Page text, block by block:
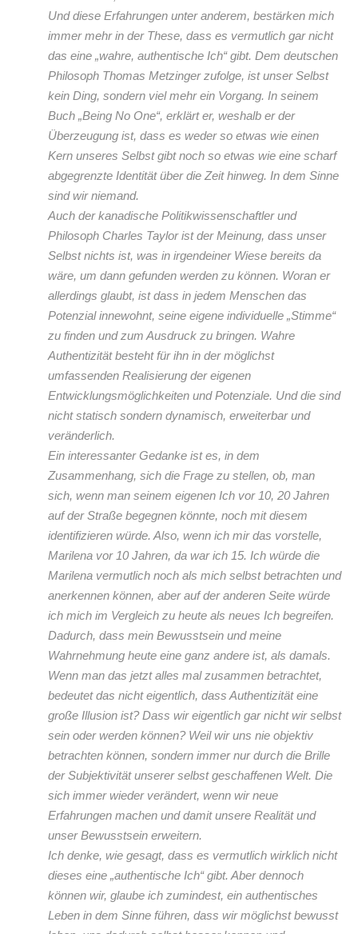
Und diese Erfahrungen unter anderem, bestärken mich
immer mehr in der These, dass es vermutlich gar nicht
das eine „wahre, authentische Ich“ gibt. Dem deutschen
Philosoph Thomas Metzinger zufolge, ist unser Selbst
kein Ding, sondern viel mehr ein Vorgang. In seinem
Buch „Being No One“, erklärt er, weshalb er der
Überzeugung ist, dass es weder so etwas wie einen
Kern unseres Selbst gibt noch so etwas wie eine scharf
abgegrenzte Identität über die Zeit hinweg. In dem Sinne
sind wir niemand.
Auch der kanadische Politikwissenschaftler und
Philosoph Charles Taylor ist der Meinung, dass unser
Selbst nichts ist, was in irgendeiner Wiese bereits da
wäre, um dann gefunden werden zu können. Woran er
allerdings glaubt, ist dass in jedem Menschen das
Potenzial innewohnt, seine eigene individuelle „Stimme“
zu finden und zum Ausdruck zu bringen. Wahre
Authentizität besteht für ihn in der möglichst
umfassenden Realisierung der eigenen
Entwicklungsmöglichkeiten und Potenziale. Und die sind
nicht statisch sondern dynamisch, erweiterbar und
veränderlich.
Ein interessanter Gedanke ist es, in dem
Zusammenhang, sich die Frage zu stellen, ob, man
sich, wenn man seinem eigenen Ich vor 10, 20 Jahren
auf der Straße begegnen könnte, noch mit diesem
identifizieren würde. Also, wenn ich mir das vorstelle,
Marilena vor 10 Jahren, da war ich 15. Ich würde die
Marilena vermutlich noch als mich selbst betrachten und
anerkennen können, aber auf der anderen Seite würde
ich mich im Vergleich zu heute als neues Ich begreifen.
Dadurch, dass mein Bewusstsein und meine
Wahrnehmung heute eine ganz andere ist, als damals.
Wenn man das jetzt alles mal zusammen betrachtet,
bedeutet das nicht eigentlich, dass Authentizität eine
große Illusion ist? Dass wir eigentlich gar nicht wir selbst
sein oder werden können? Weil wir uns nie objektiv
betrachten können, sondern immer nur durch die Brille
der Subjektivität unserer selbst geschaffenen Welt. Die
sich immer wieder verändert, wenn wir neue
Erfahrungen machen und damit unsere Realität und
unser Bewusstsein erweitern.
Ich denke, wie gesagt, dass es vermutlich wirklich nicht
dieses eine „authentische Ich“ gibt. Aber dennoch
können wir, glaube ich zumindest, ein authentisches
Leben in dem Sinne führen, dass wir möglichst bewusst